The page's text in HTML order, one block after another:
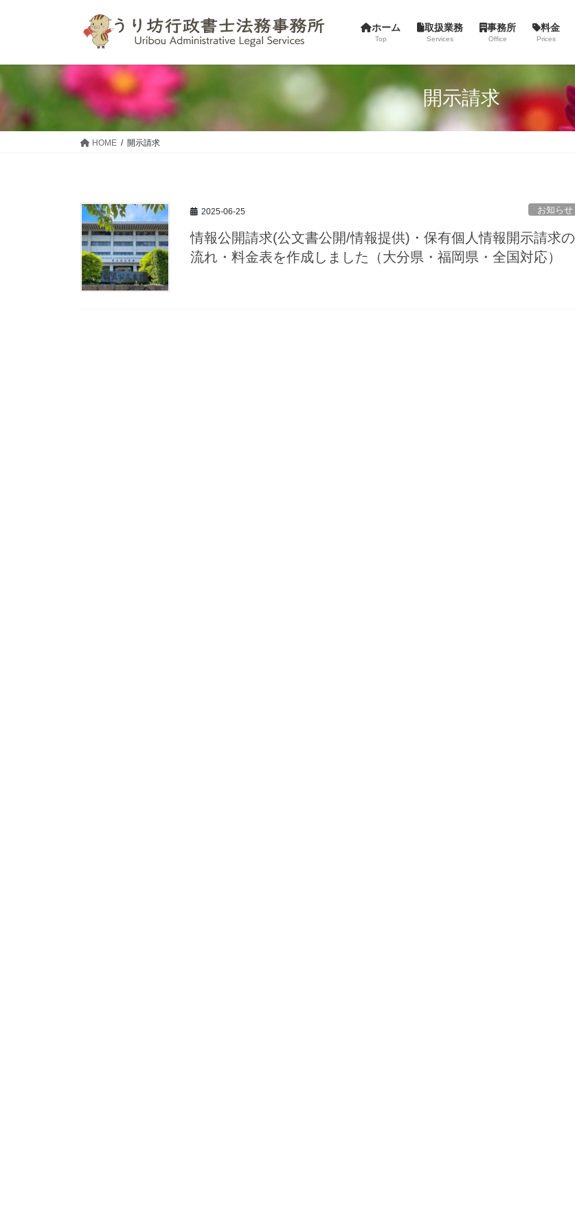
へ
ョ
ホーム
Top
取扱業務
Services
事務所
Office
料金
Prices
開示請求
HOME 開示請求
2025-06-25 お知らせ
情報公開請求(公文書公開/情報提供)・保有個人情報開示請求の
流れ・料金表を作成しました（大分県・福岡県・全国対応）